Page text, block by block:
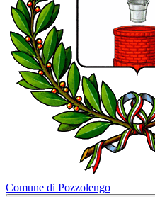
Comune di Pozzolengo